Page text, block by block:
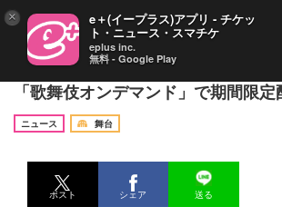
片岡仁左衛門×坂東玉三郎『東海道
「歌舞伎オンデマンド」で期間限
ニュース
舞台
ポスト シェア 送る
× e＋(イープラス)アプリ - チケッ
ト・ニュース・スマチケ
eplus inc.
無料 - Google Play